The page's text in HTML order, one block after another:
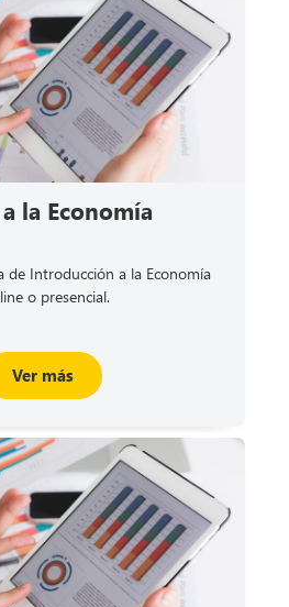
la Economía
de Introducción a la Economía
o presencial.
Ver más